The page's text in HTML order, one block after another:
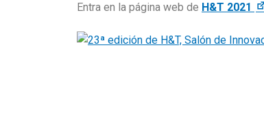
Entra en la página web de H&T 2021